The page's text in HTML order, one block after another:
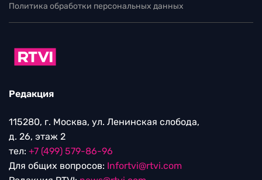
Политика обработки персональных данных
Редакция
115280, г. Москва, ул. Ленинская слобода,
д. 26, этаж 2
тел: +7 (499) 579-86-96
Для общих вопросов: Infortvi@rtvi.com